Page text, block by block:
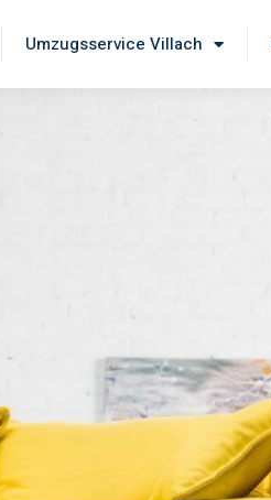
Umzugsservice Villach